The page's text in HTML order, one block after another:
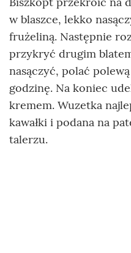
w blaszce, lekko
frużeliną. Następnie
przykryć drugim
nasączyć, polać
godzinę. Na koniec
kremem. Wuzetka
kawałki i podana na
talerzu.